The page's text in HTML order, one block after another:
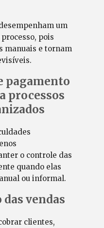
um
pois
manuais e tornam
pagamento
processos
o controle das
quando elas
ou informal.
vendas
clientes,